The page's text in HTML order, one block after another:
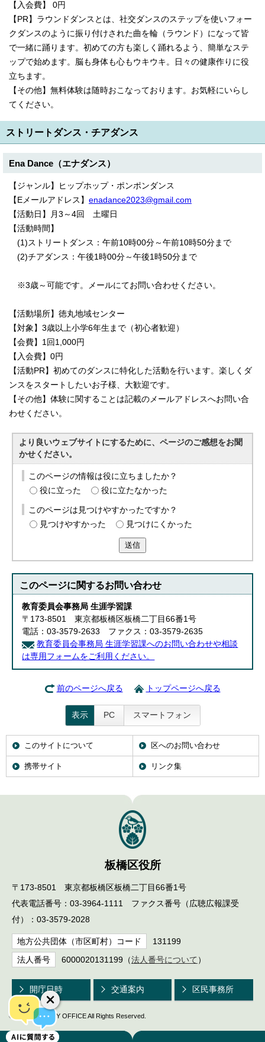
【入会費】 0円
【PR】ラウンドダンスとは、社交ダンスのステップを使いフォー
クダンスのように振り付けされた曲を輪（ラウンド）になって皆
で一緒に踊ります。初めての方も楽しく踊れるよう、簡単なステ
ップで始めます。脳も身体も心もウキウキ。日々の健康作りに役
立ちます。
【その他】無料体験は随時おこなっております。お気軽にいらし
てください。
ストリートダンス・チアダンス
Ena Dance（エナダンス）
【ジャンル】ヒップホップ・ポンポンダンス
【Eメールアドレス】 enadance2023@gmail.com
【活動日】月3～4回 土曜日
【活動時間】
(1)ストリートダンス：午前10時00分～午前10時50分まで
(2)チアダンス：午後1時00分～午後1時50分まで
※3歳～可能です。メールにてお問い合わせください。
【活動場所】徳丸地域センター
【対象】3歳以上小学6年生まで（初心者歓迎）
【会費】1回1,000円
【入会費】0円
【活動PR】初めてのダンスに特化した活動を行います。楽しくダ
ンスをスタートしたいお子様、大歓迎です。
【その他】体験に関することは記載のメールアドレスへお問い合
わせください。
より良いウェブサイトにするために、ページのご感想をお聞
かせください。
このページの情報は役に立ちましたか？
役に立った
役に立たなかった
このページは見つけやすかったですか？
見つけやすかった
見つけにくかった
送信
このページに関するお問い合わせ
教育委員会事務局 生涯学習課
〒173-8501 東京都板橋区板橋二丁目66番1号
電話：03-3579-2633 ファクス：03-3579-2635
教育委員会事務局 生涯学習課へのお問い合わせや相談
は専用フォームをご利用ください。
前のページへ戻る トップページへ戻る
表示 PC スマートフォン
このサイトについて 区へのお問い合わせ
携帯サイト リンク集
板橋区役所
〒173-8501 東京都板橋区板橋二丁目66番1号
代表電話番号：03-3964-1111 ファクス番号（広聴広報課受
付）：03-3579-2028
地方公共団体（市区町村）コード 131199
法人番号 6000020131199（法人番号について ）
開庁日時 交通案内 区民事務所
© ITABASHI CITY OFFICE All Rights Reserved.